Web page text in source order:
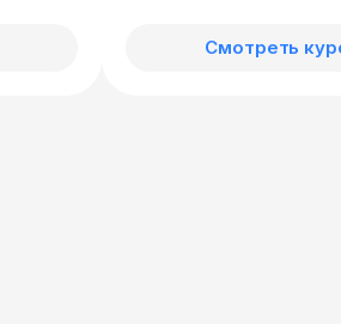
Смотреть